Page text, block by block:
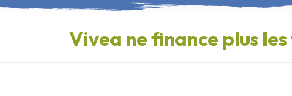
Vivea ne finance plus